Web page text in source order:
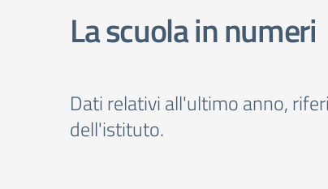
La scuola in numeri
Dati relativi all'ultimo anno,
dell'istituto.